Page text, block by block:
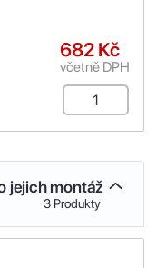
682 Kč
včetně DPH
jejich montáž
3 Produkty